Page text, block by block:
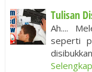
Tulisan
Ah....
seperti